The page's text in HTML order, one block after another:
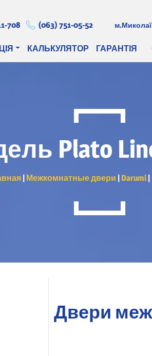
708 (063) 751-05-52
КАЛЬКУЛЯТОР ГАРАНТІЯ
Plato
| Межкомнатные двери | Darumi |
Двери